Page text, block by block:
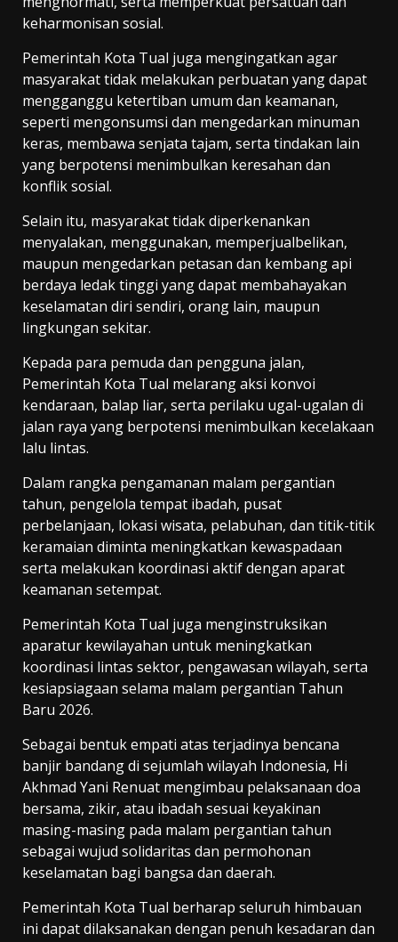
keharmonisan sosial.
Pemerintah Kota Tual juga mengingatkan agar
masyarakat tidak melakukan perbuatan yang dapat
mengganggu ketertiban umum dan keamanan,
seperti mengonsumsi dan mengedarkan minuman
keras, membawa senjata tajam, serta tindakan lain
yang berpotensi menimbulkan keresahan dan
konflik sosial.
Selain itu, masyarakat tidak diperkenankan
menyalakan, menggunakan, memperjualbelikan,
maupun mengedarkan petasan dan kembang api
berdaya ledak tinggi yang dapat membahayakan
keselamatan diri sendiri, orang lain, maupun
lingkungan sekitar.
Kepada para pemuda dan pengguna jalan,
Pemerintah Kota Tual melarang aksi konvoi
kendaraan, balap liar, serta perilaku ugal-ugalan di
jalan raya yang berpotensi menimbulkan kecelakaan
lalu lintas.
Dalam rangka pengamanan malam pergantian
tahun, pengelola tempat ibadah, pusat
perbelanjaan, lokasi wisata, pelabuhan, dan titik-titik
keramaian diminta meningkatkan kewaspadaan
serta melakukan koordinasi aktif dengan aparat
keamanan setempat.
Pemerintah Kota Tual juga menginstruksikan
aparatur kewilayahan untuk meningkatkan
koordinasi lintas sektor, pengawasan wilayah, serta
kesiapsiagaan selama malam pergantian Tahun
Baru 2026.
Sebagai bentuk empati atas terjadinya bencana
banjir bandang di sejumlah wilayah Indonesia, Hi
Akhmad Yani Renuat mengimbau pelaksanaan doa
bersama, zikir, atau ibadah sesuai keyakinan
masing-masing pada malam pergantian tahun
sebagai wujud solidaritas dan permohonan
keselamatan bagi bangsa dan daerah.
Pemerintah Kota Tual berharap seluruh himbauan
ini dapat dilaksanakan dengan penuh kesadaran dan